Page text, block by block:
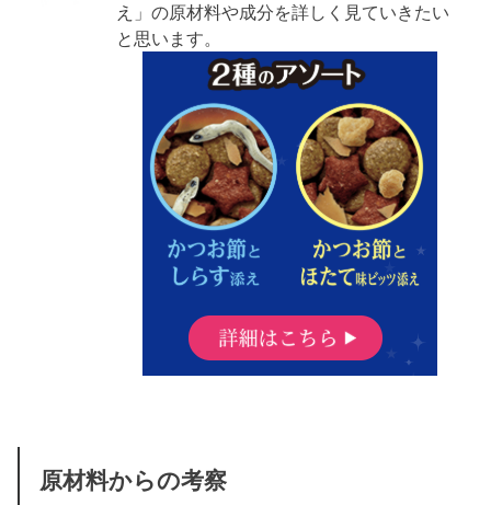
え」の原材料や成分を詳しく見ていきたい
と思います。
原材料からの考察